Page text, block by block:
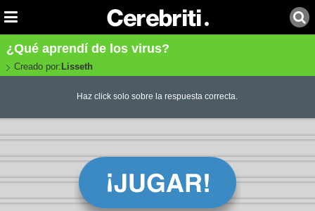
¿Qué aprendí de los virus?
Creado por: Lisseth
Haz click solo sobre la respuesta correcta.